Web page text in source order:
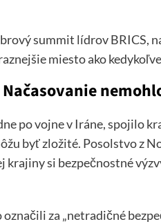
summit lídrov BRICS,
miesto ako
po vojne v Iráne, spojilo
byť zložité. Posolstvo z
si bezpečnostné
za „netradičné